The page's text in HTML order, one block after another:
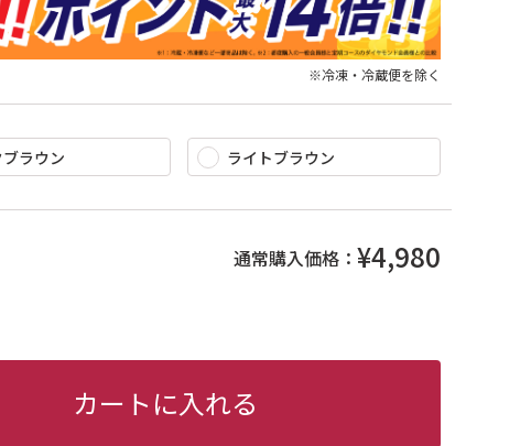
※冷凍・冷蔵便を除く
ラウン ライトブラウン
通常購入価格： ¥4,980
カートに入れる